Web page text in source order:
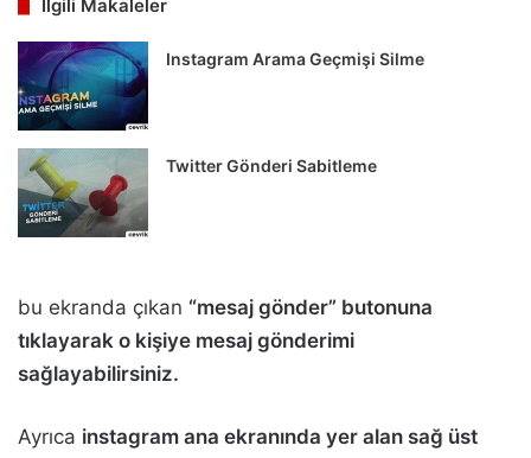
İlgili Makaleler
Instagram Arama Geçmişi Silme
Twitter Gönderi Sabitleme
bu ekranda çıkan “mesaj gönder” butonuna
tıklayarak o kişiye mesaj gönderimi
sağlayabilirsiniz.
Ayrıca instagram ana ekranında yer alan sağ üst